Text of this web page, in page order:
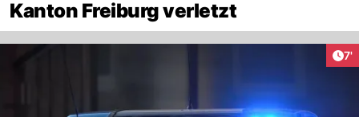
Kanton Freiburg verletzt
7'